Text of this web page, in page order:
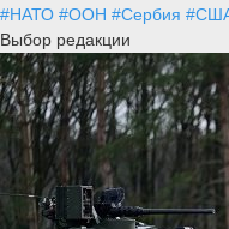
#НАТО #ООН #Сербия
Выбор редакции